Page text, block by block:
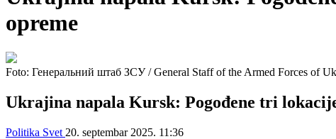
opreme
Foto: Генеральний штаб ЗСУ / General Staff of the Armed Forces of
Ukrajina napala Kursk: Pogođene tri
Politika Svet 20. septembar 2025. 11:36